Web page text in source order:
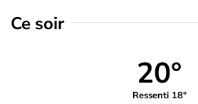
Ce soir
20°
Ressenti 18°